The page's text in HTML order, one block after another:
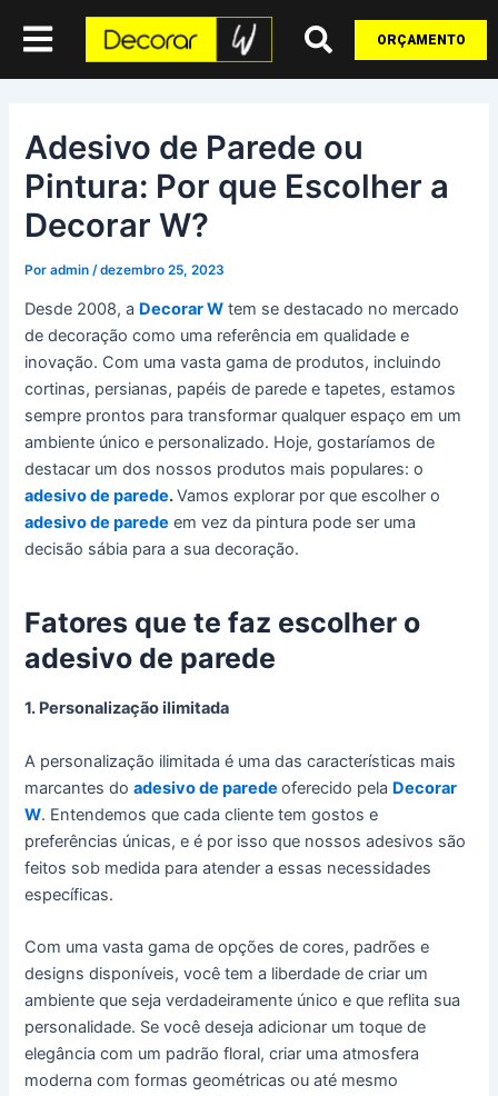
para
ORÇAMENTO
Adesivo de Parede ou
Pintura: Por que Escolher a
Decorar W?
Poradmin/dezembro 25, 2023
Desde 2008, a Decorar W tem se destacado no mercado
de decoração como uma referência em qualidade e
inovação. Com uma vasta gama de produtos, incluindo
cortinas, persianas, papéis de parede e tapetes, estamos
sempre prontos para transformar qualquer espaço em um
ambiente único e personalizado. Hoje, gostaríamos de
destacar um dos nossos produtos mais populares: o
adesivo de parede.Vamos explorar por que escolher o
adesivo de parede em vez da pintura pode ser uma
decisão sábia para a sua decoração.
Fatores que te faz escolher o
adesivo de parede
1. Personalização ilimitada
A personalização ilimitada é uma das características mais
marcantes doadesivo de parede oferecido pela Decorar
W. Entendemos que cada cliente tem gostos e
preferências únicas, e é por isso que nossos adesivos são
feitos sob medida para atender a essas necessidades
específicas.
Com uma vasta gama de opções de cores, padrões e
designs disponíveis, você tem a liberdade de criar um
ambiente que seja verdadeiramente único e que reflita sua
personalidade. Se você deseja adicionar um toque de
elegância com um padrão floral, criar uma atmosfera
moderna com formas geométricas ou até mesmo
navigation